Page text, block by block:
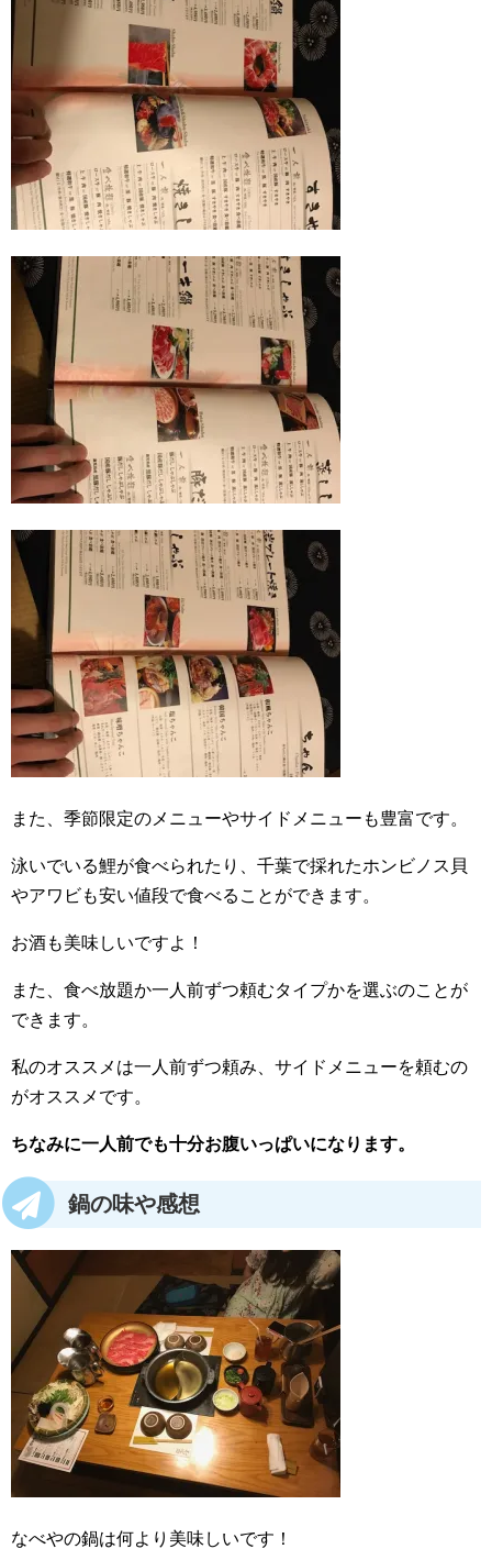
また、季節限定のメニューやサイドメニューも豊富です。
泳いでいる鯉が食べられたり、千葉で採れたホンビノス貝
やアワビも安い値段で食べることができます。
お酒も美味しいですよ！
また、食べ放題か一人前ずつ頼むタイプかを選ぶのことが
できます。
私のオススメは一人前ずつ頼み、サイドメニューを頼むの
がオススメです。
ちなみに一人前でも十分お腹いっぱいになります。
鍋の味や感想
なべやの鍋は何より美味しいです！